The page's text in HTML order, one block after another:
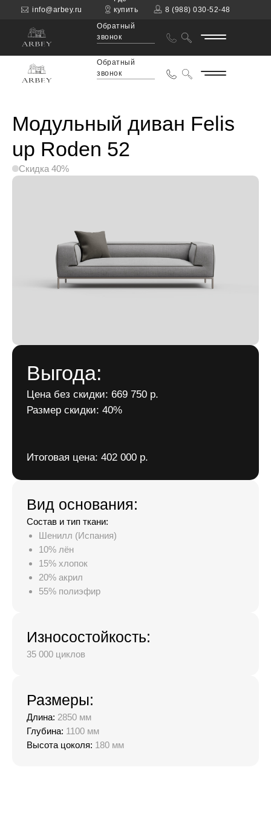
купить
8 (988) 030-52-48
info@arbey.ru
Обратный
звонок
Обратный
звонок
Модульный диван Felis
up Roden 52
Скидка 40%
Выгода:
Цена без скидки: 669 750 р.
Размер скидки: 40%
Итоговая цена: 402 000 р.
Вид основания:
Состав и тип ткани:
Шенилл (Испания)
10% лён
15% хлопок
20% акрил
55% полиэфир
Износостойкость:
35 000 циклов
Размеры:
Длина: 2850 мм
Глубина: 1100 мм
Высота цоколя: 180 мм